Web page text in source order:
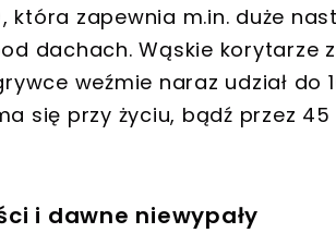
zapewnia m.in. duże
dachach. Wąskie korytarze
weźmie naraz udział do
się przy życiu, bądź przez
i dawne niewypały